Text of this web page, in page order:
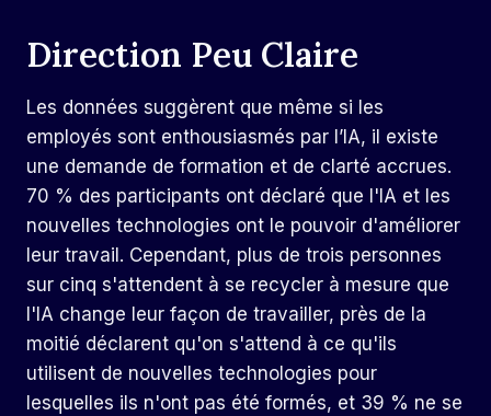
Direction Peu Claire
Les données suggèrent que même si les
employés sont enthousiasmés par l’IA, il existe
une demande de formation et de clarté accrues.
70 % des participants ont déclaré que l'IA et les
nouvelles technologies ont le pouvoir d'améliorer
leur travail. Cependant, plus de trois personnes
sur cinq s'attendent à se recycler à mesure que
l'IA change leur façon de travailler, près de la
moitié déclarent qu'on s'attend à ce qu'ils
utilisent de nouvelles technologies pour
lesquelles ils n'ont pas été formés, et 39 % ne se